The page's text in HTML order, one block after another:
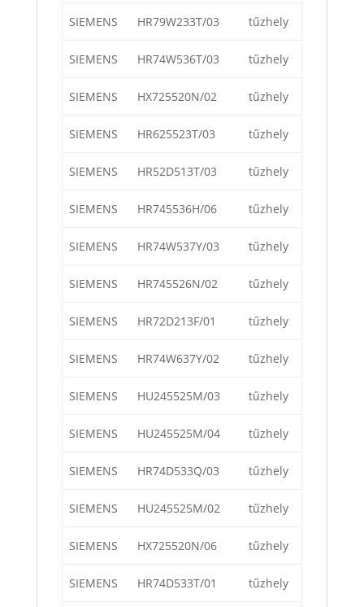
SIEMENS HR79W233T/03 tűzhely
SIEMENS HR74W536T/03 tűzhely
SIEMENS HX725520N/02 tűzhely
SIEMENS HR625523T/03 tűzhely
SIEMENS HR52D513T/03 tűzhely
SIEMENS HR745536H/06 tűzhely
SIEMENS HR74W537Y/03 tűzhely
SIEMENS HR745526N/02 tűzhely
SIEMENS HR72D213F/01 tűzhely
SIEMENS HR74W637Y/02 tűzhely
SIEMENS HU245525M/03 tűzhely
SIEMENS HU245525M/04 tűzhely
SIEMENS HR74D533Q/03 tűzhely
SIEMENS HU245525M/02 tűzhely
SIEMENS HX725520N/06 tűzhely
SIEMENS HR74D533T/01 tűzhely